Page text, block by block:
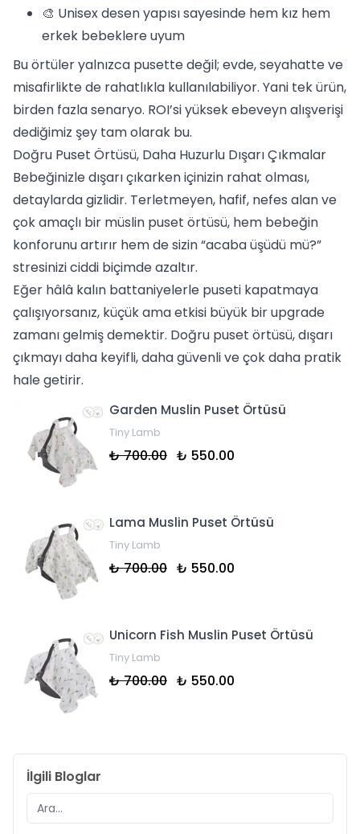
🎨 Unisex desen yapısı sayesinde hem kız hem
erkek bebeklere uyum
Bu örtüler yalnızca pusette değil; evde, seyahatte ve
misafirlikte de rahatlıkla kullanılabiliyor. Yani tek ürün,
birden fazla senaryo. ROI’si yüksek ebeveyn alışverişi
dediğimiz şey tam olarak bu.
Doğru Puset Örtüsü, Daha Huzurlu Dışarı Çıkmalar
Bebeğinizle dışarı çıkarken içinizin rahat olması,
detaylarda gizlidir. Terletmeyen, hafif, nefes alan ve
çok amaçlı bir müslin puset örtüsü, hem bebeğin
konforunu artırır hem de sizin “acaba üşüdü mü?”
stresinizi ciddi biçimde azaltır.
Eğer hâlâ kalın battaniyelerle puseti kapatmaya
çalışıyorsanız, küçük ama etkisi büyük bir upgrade
zamanı gelmiş demektir. Doğru puset örtüsü, dışarı
çıkmayı daha keyifli, daha güvenli ve çok daha pratik
hale getirir.
Garden Muslin Puset Örtüsü
Tiny Lamb
₺ 700.00 ₺ 550.00
Lama Muslin Puset Örtüsü
Tiny Lamb
₺ 700.00 ₺ 550.00
Unicorn Fish Muslin Puset Örtüsü
Tiny Lamb
₺ 700.00 ₺ 550.00
İlgili Bloglar